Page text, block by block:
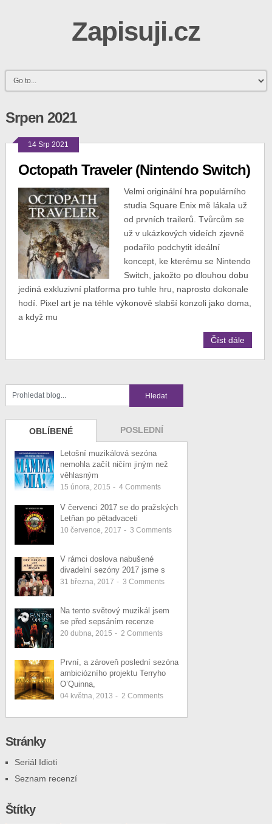
Zapisuji.cz
Srpen 2021
14 Srp 2021
Octopath Traveler (Nintendo Switch)
Velmi originální hra populárního
studia Square Enix mě lákala už
od prvních trailerů. Tvůrcům se
už v ukázkových videích zjevně
podařilo podchytit ideální
koncept, ke kterému se Nintendo
Switch, jakožto po dlouhou dobu
jediná exkluzivní platforma pro tuhle hru, naprosto dokonale
hodí. Pixel art je na téhle výkonově slabší konzoli jako doma,
a když mu
Číst dále
OBLÍBENÉ POSLEDNÍ
Letošní muzikálová sezóna
nemohla začít ničím jiným než
věhlasným
15 února, 2015 - 4Comments
V červenci 2017 se do pražských
Letňan po pětadvaceti
10 července, 2017 - 3 Comments
V rámci doslova nabušené
divadelní sezóny 2017 jsme s
31 března, 2017 - 3 Comments
Na tento světový muzikál jsem
se před sepsáním recenze
20 dubna, 2015 - 2 Comments
První, a zároveň poslední sezóna
ambiciózního projektu Terryho
O’Quinna,
04 května, 2013 - 2 Comments
Stránky
Seriál Idioti
Seznam recenzí
Štítky